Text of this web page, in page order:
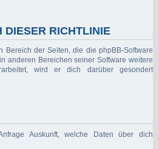
DIESER RICHTLINIE
Bereich der Seiten, die die phpBB-Software
anderen Bereichen seiner Software weitere
wird er dich darüber gesondert
Auskunft, welche Daten über dich